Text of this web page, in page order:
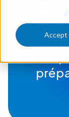
Accept
notre